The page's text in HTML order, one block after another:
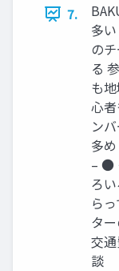
7.
多
の
る
も
心
ン
多
– ●
ろ
ら
タ
交
談